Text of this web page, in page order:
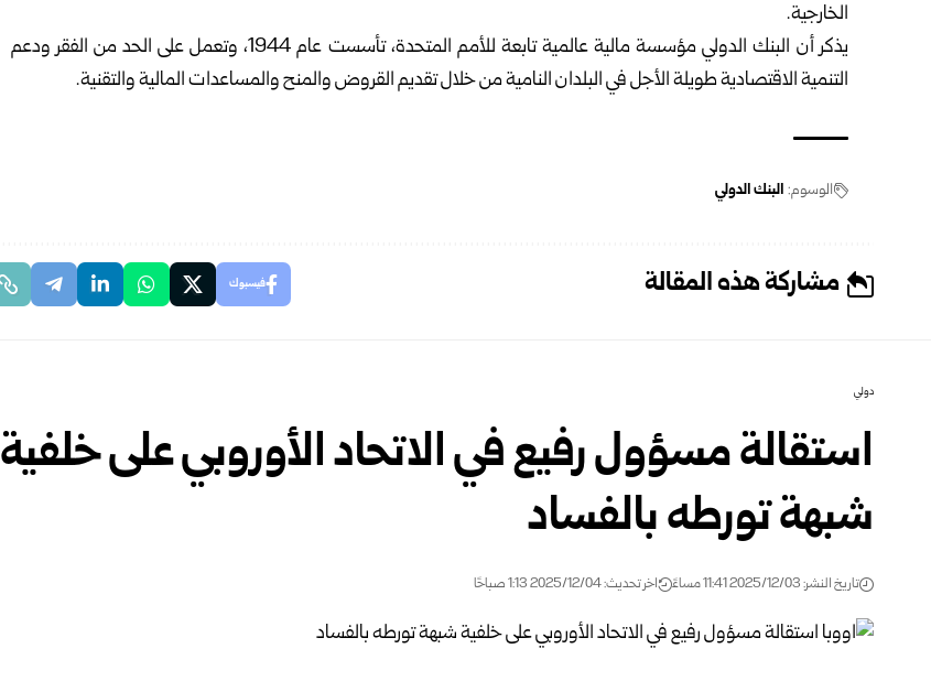
الخارجية.
يذكر أن البنك الدولي مؤسسة مالية عالمية تابعة للأمم المتحدة، تأسست عام 1944، وتعمل على الحد من الفقر ودعم
التنمية الاقتصادية طويلة الأجل في البلدان النامية من خلال تقديم القروض والمنح والمساعدات المالية والتقنية.
الوسوم: البنك الدولي
مشاركة هذه المقالة فيسبوك
دولي
استقالة مسؤول رفيع في الاتحاد الأوروبي على خلفية
شبهة تورطه بالفساد
تاريخ النشر: 2025/12/03 11:41 مساءً اخر تحديث: 2025/12/04 1:13 صباحًا